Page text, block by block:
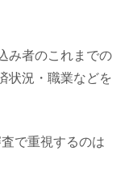
み者のこれまでの
状況・職業などを
で重視するのは